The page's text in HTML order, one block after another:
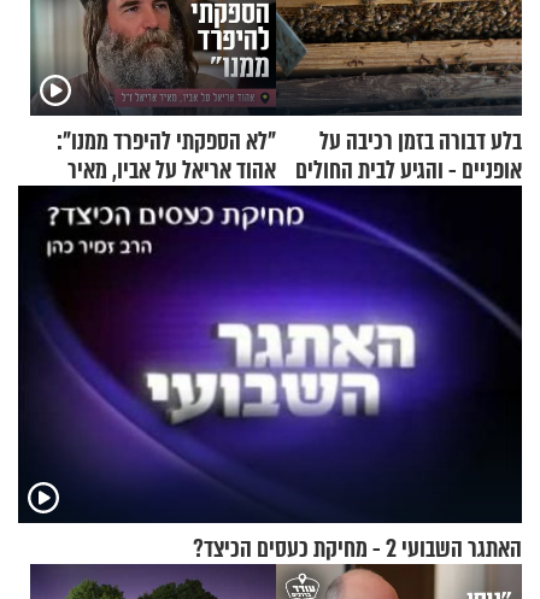
בלע דבורה בזמן רכיבה על
אופניים - והגיע לבית החולים
"לא הספקתי להיפרד ממנו":
אהוד אריאל על אביו, מאיר
אריאל ז"ל
האתגר השבועי 2 - מחיקת כעסים הכיצד?